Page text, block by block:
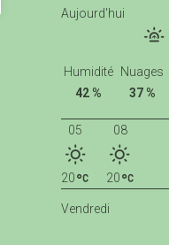
Aujourd'hui
Humidité
42 %
Nuages
37 %
05
20
08
20
Vendredi